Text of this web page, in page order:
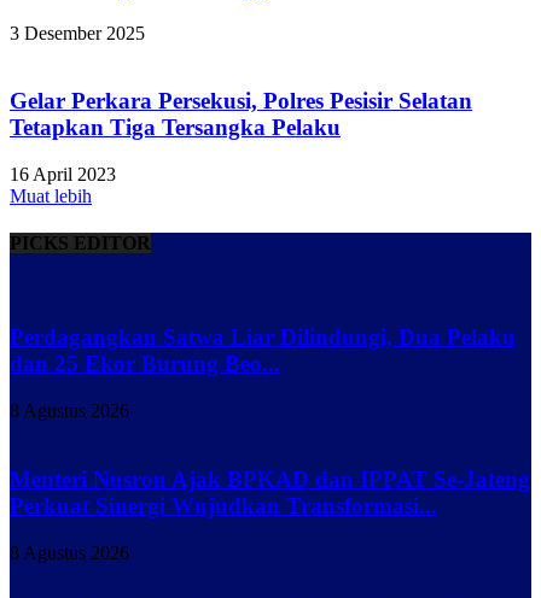
3 Desember 2025
Gelar Perkara Persekusi, Polres Pesisir Selatan
Tetapkan Tiga Tersangka Pelaku
16 April 2023
Muat lebih
PICKS EDITOR
Perdagangkan Satwa Liar Dilindungi, Dua Pelaku
dan 25 Ekor Burung Beo...
8 Agustus 2026
Menteri Nusron Ajak BPKAD dan IPPAT Se-Jateng
Perkuat Sinergi Wujudkan Transformasi...
8 Agustus 2026